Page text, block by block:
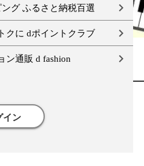
グ ふるさと納税百選
クに dポイントクラブ
ン通販 d fashion
イン